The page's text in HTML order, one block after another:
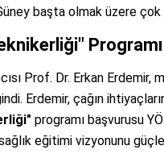
başta olmak üzere çok
Programı
Prof. Dr. Erkan Erdemir,
Erdemir, çağın
programı başvurusu
eğitimi vizyonunu